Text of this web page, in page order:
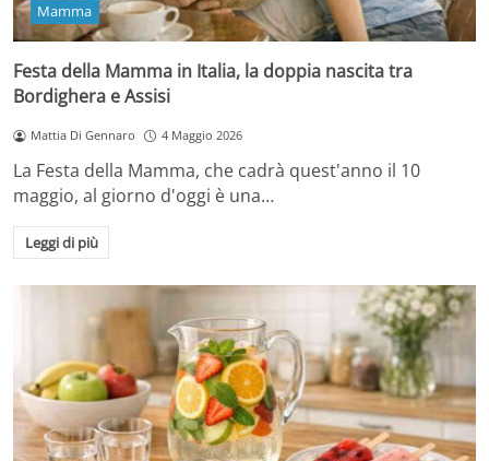
Mamma
Festa della Mamma in Italia, la doppia nascita tra
Bordighera e Assisi
Mattia Di Gennaro 4 Maggio 2026
La Festa della Mamma, che cadrà quest'anno il 10
maggio, al giorno d'oggi è una…
Leggi di più